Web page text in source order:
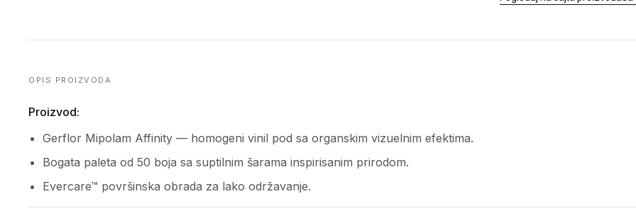
OPIS PROIZVODA
Proizvod:
Gerflor Mipolam Affinity — homogeni vinil pod sa organskim vizuelnim efektima.
Bogata paleta od 50 boja sa suptilnim šarama inspirisanim prirodom.
Evercare™ površinska obrada za lako održavanje.